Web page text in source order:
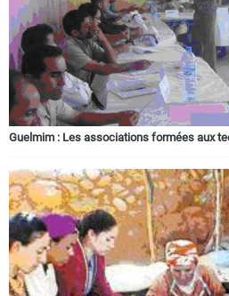
Guelmim : Les associations formées aux